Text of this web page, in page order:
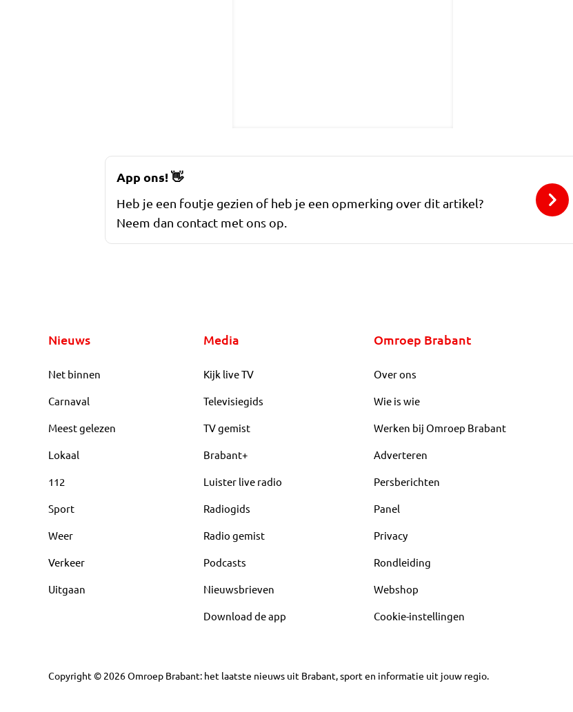
App ons!👋
Heb je een foutje gezien of heb je een opmerking over dit artikel?
Neem dan contact met ons op.
Nieuws
Net binnen
Carnaval
Meest gelezen
Lokaal
112
Sport
Weer
Verkeer
Uitgaan
Media
Kijk live TV
Televisiegids
TV gemist
Brabant+
Luister live radio
Radiogids
Radio gemist
Podcasts
Nieuwsbrieven
Download de app
Omroep Brabant
Over ons
Wie is wie
Werken bij Omroep Brabant
Adverteren
Persberichten
Panel
Privacy
Rondleiding
Webshop
Cookie-instellingen
Copyright © 2026Omroep Brabant: het laatste nieuws uit Brabant, sport en informatie uit jouw regio.